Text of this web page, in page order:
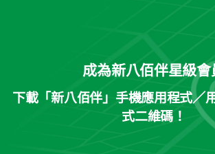
成為新八佰伴星級會
下載「新八佰伴」手機應用程式／
式二維碼！